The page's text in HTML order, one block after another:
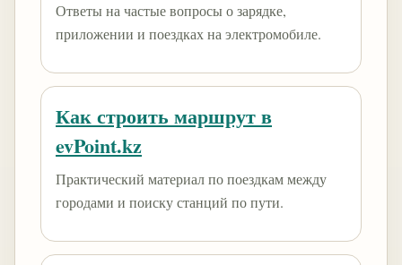
Ответы на частые вопросы о зарядке,
приложении и поездках на электромобиле.
Как строить маршрут в
evPoint.kz
Практический материал по поездкам между
городами и поиску станций по пути.